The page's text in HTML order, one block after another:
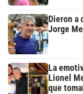
Dieron a
Jorge
La
Lionel
que